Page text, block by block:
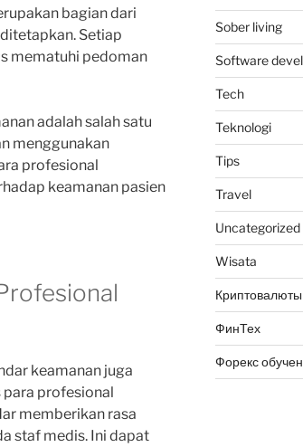
bagian dari
Setiap
mematuhi pedoman
adalah salah satu
menggunakan
profesional
keamanan pasien
keamanan juga
profesional
memberikan rasa
staf medis. Ini dapat
Sober living
Software
Tech
Teknologi
Tips
Travel
Uncategorized
Wisata
Криптовалюты
ФинТех
Форекс